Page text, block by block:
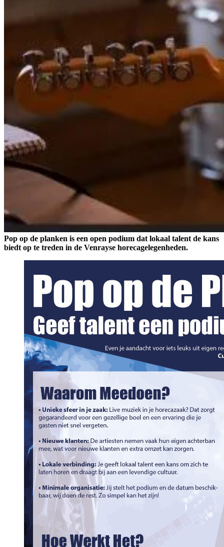
Pop op de planken is een open podium dat lokaal talent de kans
biedt op te treden in de Venrayse horecagelegenheden.